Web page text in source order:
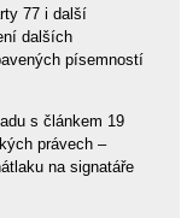
77 i další
dalších
písemností
s článkem 19
právech –
na signatáře